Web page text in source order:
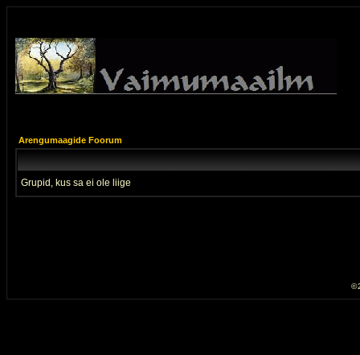
Arengumaagide Foorum
Grupid, kus sa ei ole liige
©